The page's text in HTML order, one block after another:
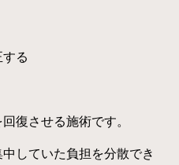
る
復させる施術です。
していた負担を分散でき